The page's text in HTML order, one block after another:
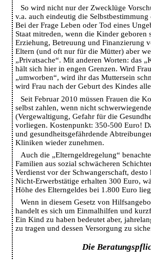
So wird nicht nur der Zwecklüge
v.a. auch eindeutig die
Bei der Frage Leben oder Tod eines
Staat mitreden, wenn die Kinder geboren
Erziehung, Betreuung und Finanzierung
Eltern (und oft nur für die Mütter) aber
„Privatsache“. Mit anderen Worten: das
hält sich hier in engen Grenzen. Wird
„umworben“, wird ihr das Muttersein
wird Frau nach der Geburt des Kindes
Seit Februar 2010 müssen Frauen die
selbst zahlen, wenn nicht
(Vergewaltigung, Gefahr für die
vorliegen. Kostenpunkt: 350-500 Euro!
und gesundheitsgefährdende
Kliniken wieder zunehmen.
Auch die „Elterngeldregelung“
Familien aus sozial schwächeren
Verdienst vor der Schwangerschaft,
Nicht-Erwerbstätige erhalten 300 Euro,
Höhe des Elterngeldes bei 1.800 Euro
Wenn in diesem Gesetz von
handelt es sich um Einmalhilfen und
Ein Kind zu haben bedeutet aber,
zu tragen und dessen Versorgung zu
Die